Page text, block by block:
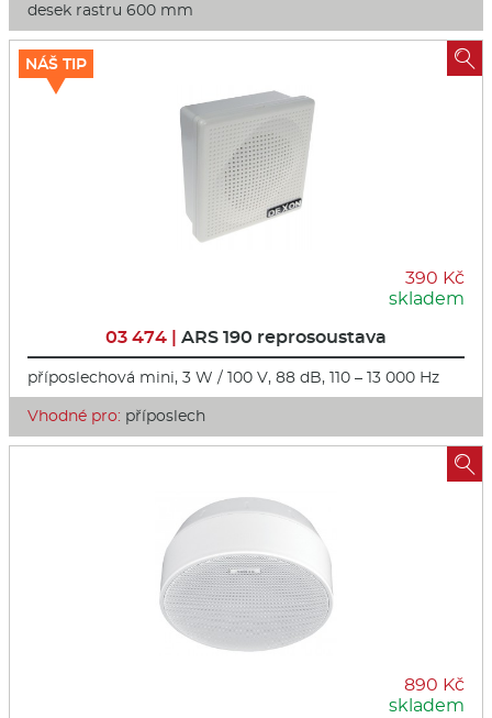
desek rastru 600 mm
390 Kč
skladem
03 474 | ARS 190 reprosoustava
příposlechová mini, 3 W / 100 V, 88 dB, 110 – 13 000 Hz
Vhodné pro: příposlech
NÁŠ TIP 
890 Kč
skladem
